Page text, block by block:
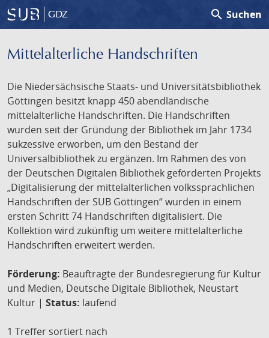
GDZ search Suchen
Mittelalterliche Handschriften
Die Niedersächsische Staats- und Universitätsbibliothek
Göttingen besitzt knapp 450 abendländische
mittelalterliche Handschriften. Die Handschriften
wurden seit der Gründung der Bibliothek im Jahr 1734
sukzessive erworben, um den Bestand der
Universalbibliothek zu ergänzen. Im Rahmen des von
der Deutschen Digitalen Bibliothek geförderten Projekts
„Digitalisierung der mittelalterlichen volkssprachlichen
Handschriften der SUB Göttingen“ wurden in einem
ersten Schritt 74 Handschriften digitalisiert. Die
Kollektion wird zukünftig um weitere mittelalterliche
Handschriften erweitert werden.
Förderung: Beauftragte der Bundesregierung für Kultur
und Medien, Deutsche Digitale Bibliothek, Neustart
Kultur | Status: laufend
1 Treffer sortiert nach